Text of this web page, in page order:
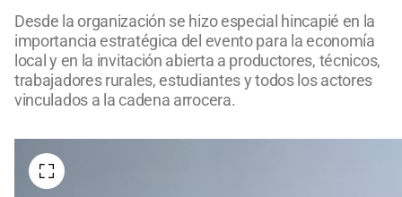
Desde la organización se hizo especial hincapié en la
importancia estratégica del evento para la economía
local y en la invitación abierta a productores, técnicos,
trabajadores rurales, estudiantes y todos los actores
vinculados a la cadena arrocera.